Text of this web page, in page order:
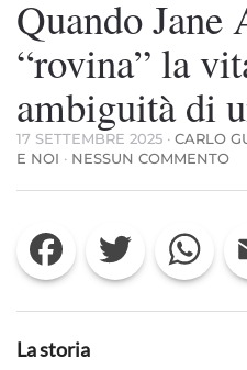
Quando Jane
“rovina” la
ambiguità di
17 SETTEMBRE 2025 · CARLO
E NOI · NESSUN COMMENTOSU
TI
LA
LA
Facebook Twitter
La storia